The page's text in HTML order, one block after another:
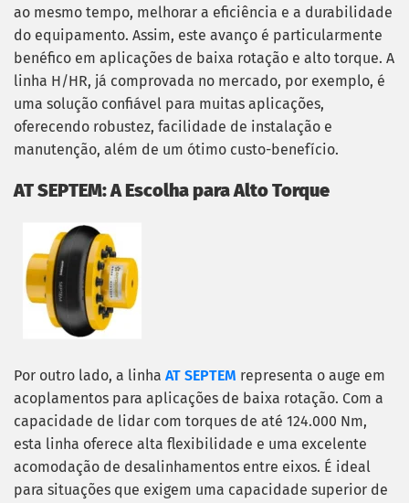
ao mesmo tempo, melhorar a eficiência e a durabilidade
do equipamento. Assim, este avanço é particularmente
benéfico em aplicações de baixa rotação e alto torque. A
linha H/HR, já comprovada no mercado, por exemplo, é
uma solução confiável para muitas aplicações,
oferecendo robustez, facilidade de instalação e
manutenção, além de um ótimo custo-benefício.
AT SEPTEM: A Escolha para Alto Torque
Por outro lado, a linha AT SEPTEM representa o auge em
acoplamentos para aplicações de baixa rotação. Com a
capacidade de lidar com torques de até 124.000 Nm,
esta linha oferece alta flexibilidade e uma excelente
acomodação de desalinhamentos entre eixos. É ideal
para situações que exigem uma capacidade superior de